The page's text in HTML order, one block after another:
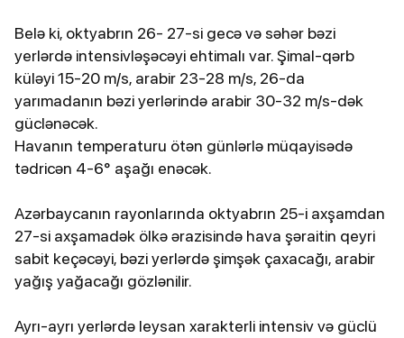
Belə ki, oktyabrın 26- 27-si gecə və səhər bəzi
yerlərdə intensivləşəcəyi ehtimalı var. Şimal-qərb
küləyi 15-20 m/s, arabir 23-28 m/s, 26-da
yarımadanın bəzi yerlərində arabir 30-32 m/s-dək
güclənəcək.
Havanın temperaturu ötən günlərlə müqayisədə
tədricən 4-6° aşağı enəcək.
Azərbaycanın rayonlarında oktyabrın 25-i axşamdan
27-si axşamadək ölkə ərazisində hava şəraitin qeyri
sabit keçəcəyi, bəzi yerlərdə şimşək çaxacağı, arabir
yağış yağacağı gözlənilir.
Ayrı-ayrı yerlərdə leysan xarakterli intensiv və güclü